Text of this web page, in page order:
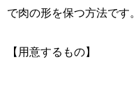
で肉の形を保つ方法です。
【用意するもの】